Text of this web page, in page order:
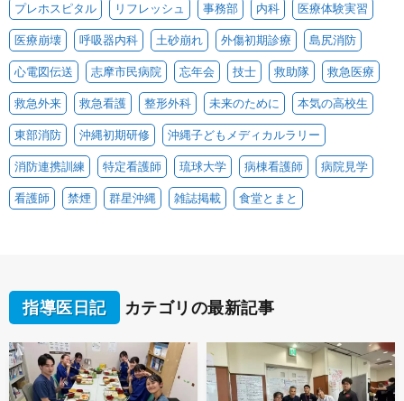
プレホスピタル リフレッシュ 事務部 内科 医療体験実習
医療崩壊 呼吸器内科 土砂崩れ 外傷初期診療 島尻消防
心電図伝送 志摩市民病院 忘年会 技士 救助隊 救急医療
救急外来 救急看護 整形外科 未来のために 本気の高校生
東部消防 沖縄初期研修 沖縄子どもメディカルラリー
消防連携訓練 特定看護師 琉球大学 病棟看護師 病院見学
看護師 禁煙 群星沖縄 雑誌掲載 食堂とまと
指導医日記 カテゴリの最新記事